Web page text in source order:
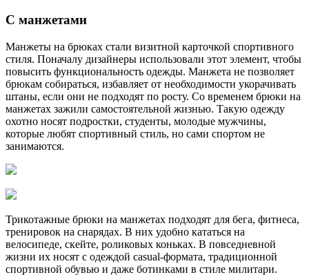
С манжетами
Манжеты на брюках стали визитной карточкой спортивного
стиля. Поначалу дизайнеры использовали этот элемент, чтобы
повысить функциональность одежды. Манжета не позволяет
брюкам собираться, избавляет от необходимости укорачивать
штаны, если они не подходят по росту. Со временем брюки на
манжетах зажили самостоятельной жизнью. Такую одежду
охотно носят подростки, студенты, молодые мужчины,
которые любят спортивный стиль, но сами спортом не
занимаются.
Трикотажные брюки на манжетах подходят для бега, фитнеса,
тренировок на снарядах. В них удобно кататься на
велосипеде, скейте, роликовых коньках. В повседневной
жизни их носят с одеждой casual-формата, традиционной
спортивной обувью и даже ботинками в стиле милитари.